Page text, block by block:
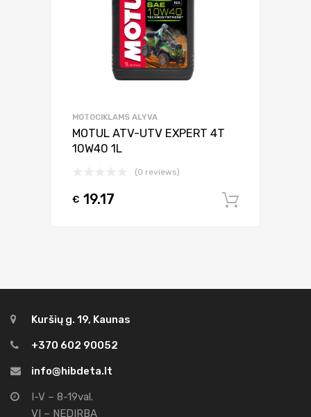
MOTOCIKLAMS ALYVA
MOTUL ATV-UTV EXPERT 4T
10W40 1L
(0 reviews)
€ 19.17
Kuršių g. 19, Kaunas
+370 602 90052
info@hibdeta.lt
I-V – 8-19val.
VI – NEDIRBA